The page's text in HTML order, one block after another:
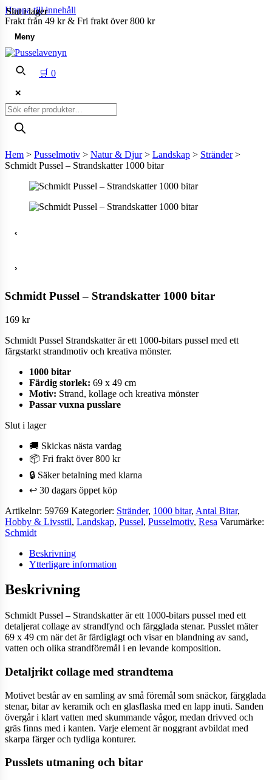
Hoppa till innehåll
Frakt från 49 kr & Fri frakt över 800 kr
Meny
🛒 0
✕
Produktsökning
Hem > Pusselmotiv > Natur & Djur> Landskap > Stränder>
Schmidt Pussel – Strandskatter 1000 bitar
Slut i lager
‹
›
Schmidt Pussel – Strandskatter 1000 bitar
169 kr
Slut i lager
Schmidt Pussel Strandskatter är ett 1000-bitars pussel med ett
färgstarkt strandmotiv och kreativa mönster.
1000 bitar
Färdig storlek: 69 x 49 cm
Motiv: Strand, kollage och kreativa mönster
Passar vuxna pusslare
Slut i lager
🚚 Skickas nästa vardag
📦 Fri frakt över 800 kr
🔒 Säker betalning med klarna
↩️ 30 dagars öppet köp
Artikelnr: 59769 Kategorier: Stränder, 1000 bitar, Antal Bitar,
Hobby & Livsstil, Landskap, Pussel, Pusselmotiv, Resa Varumärke:
Schmidt
Beskrivning
Ytterligare information
Beskrivning
Schmidt Pussel – Strandskatter är ett 1000-bitars pussel med ett
detaljerat collage av strandfynd och färgglada stenar. Pusslet mäter
69 x 49 cm när det är färdiglagt och visar en blandning av sand,
vatten och olika strandföremål i en levande komposition.
Detaljrikt collage med strandtema
Motivet består av en samling av små föremål som snäckor, färgglada
stenar, bitar av keramik och en glasflaska med en lapp inuti. Sanden
övergår i klart vatten med skummande vågor, medan drivved och
gräs finns med i kanten. Varje element är noggrant avbildat med
skarpa färger och tydliga konturer.
Pusslets utmaning och bitar